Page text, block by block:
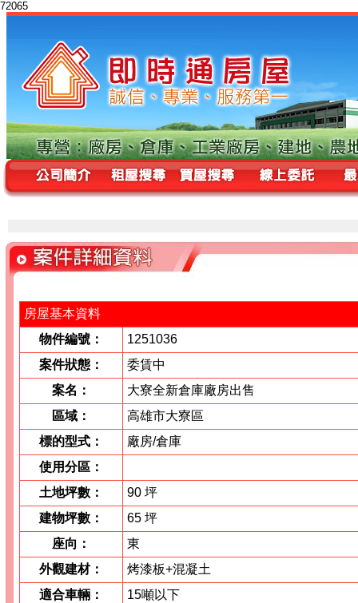
72065
房屋基本資料
物件編號：
1251036
案件狀態：
委賃中
案名：
大寮全新倉庫廠房出售
區域：
高雄市大寮區
標的型式：
廠房/倉庫
使用分區：
土地坪數：
90 坪
建物坪數：
65 坪
座向：
東
外觀建材：
烤漆板+混凝土
適合車輛：
15噸以下